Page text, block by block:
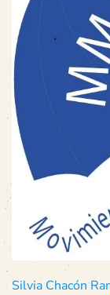
Silvia Chacón